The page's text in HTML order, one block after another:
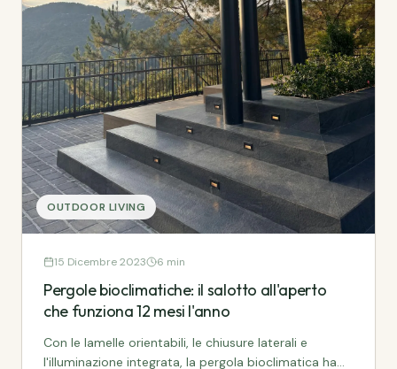
OUTDOOR LIVING
15 Dicembre 2023 6 min
Pergole bioclimatiche: il salotto all'aperto
che funziona 12 mesi l'anno
Con le lamelle orientabili, le chiusure laterali e
l'illuminazione integrata, la pergola bioclimatica ha